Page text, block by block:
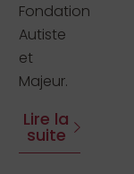
Fondation
Autiste
et
Majeur.
Lire la
suite